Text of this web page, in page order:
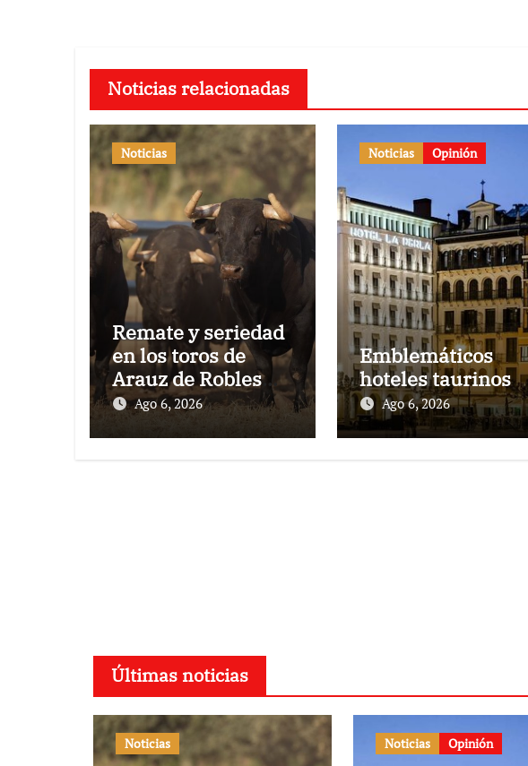
Noticias relacionadas
Noticias
Remate y seriedad
en los toros de
Arauz de Robles
para la despedida
de Víctor Puerto de
Ago 6, 2026
Noticias Opinión
Emblemáticos
hoteles taurinos
Ago 6, 2026
Últimas noticias
Noticias Noticias Opinión